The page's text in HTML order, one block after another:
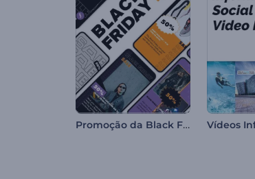
Promoção da Black Friday de Reels